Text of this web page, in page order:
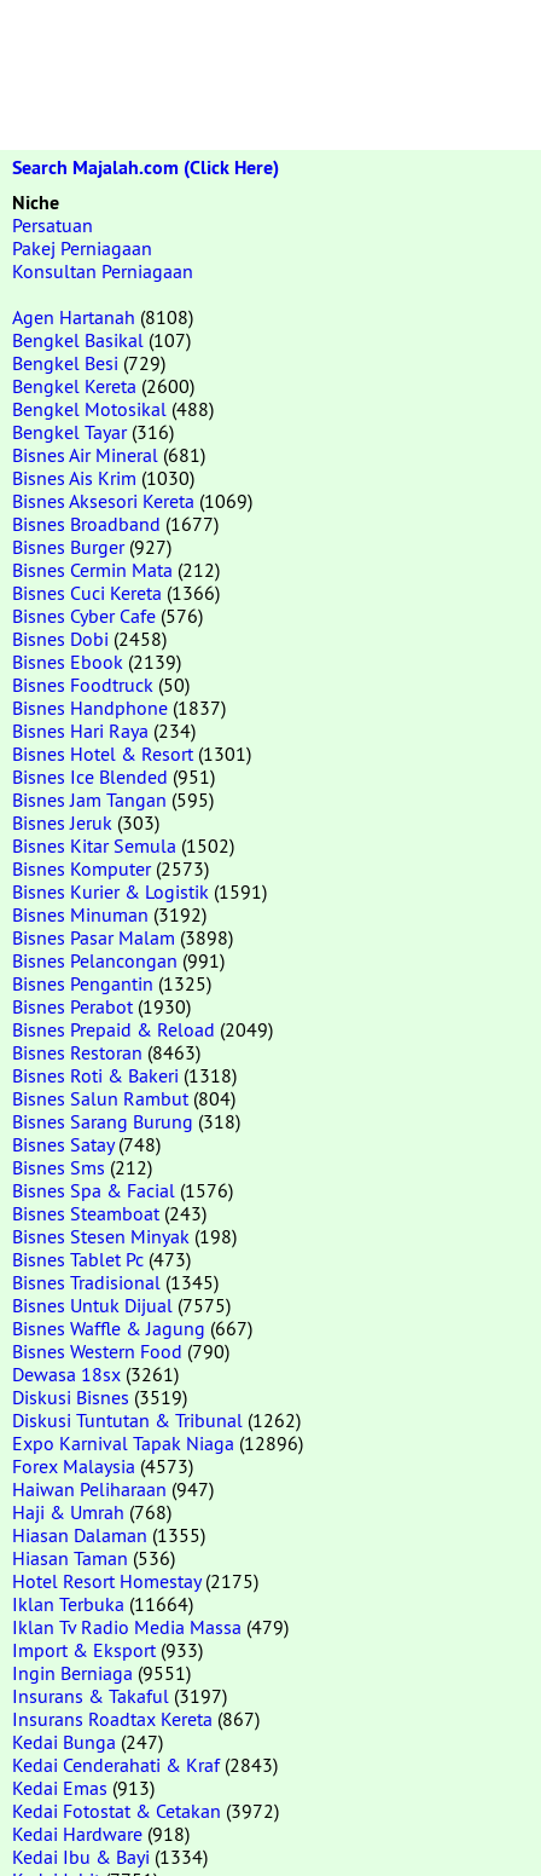
Search Majalah.com (Click Here)
Niche
Persatuan
Pakej Perniagaan
Konsultan Perniagaan
Agen Hartanah (8108)
Bengkel Basikal (107)
Bengkel Besi (729)
Bengkel Kereta (2600)
Bengkel Motosikal (488)
Bengkel Tayar(316)
Bisnes Air Mineral (681)
Bisnes Ais Krim (1030)
Bisnes Aksesori Kereta (1069)
Bisnes Broadband (1677)
Bisnes Burger(927)
Bisnes Cermin Mata (212)
Bisnes Cuci Kereta (1366)
Bisnes Cyber Cafe (576)
Bisnes Dobi (2458)
Bisnes Ebook (2139)
Bisnes Foodtruck (50)
Bisnes Handphone (1837)
Bisnes Hari Raya (234)
Bisnes Hotel & Resort (1301)
Bisnes Ice Blended (951)
Bisnes Jam Tangan (595)
Bisnes Jeruk (303)
Bisnes Kitar Semula (1502)
Bisnes Komputer(2573)
Bisnes Kurier & Logistik (1591)
Bisnes Minuman (3192)
Bisnes Pasar Malam (3898)
Bisnes Pelancongan (991)
Bisnes Pengantin (1325)
Bisnes Perabot (1930)
Bisnes Prepaid & Reload (2049)
Bisnes Restoran (8463)
Bisnes Roti & Bakeri (1318)
Bisnes Salun Rambut (804)
Bisnes Sarang Burung (318)
Bisnes Satay(748)
Bisnes Sms (212)
Bisnes Spa & Facial (1576)
Bisnes Steamboat (243)
Bisnes Stesen Minyak (198)
Bisnes Tablet Pc (473)
Bisnes Tradisional (1345)
Bisnes Untuk Dijual (7575)
Bisnes Waffle & Jagung (667)
Bisnes Western Food (790)
Dewasa 18sx (3261)
Diskusi Bisnes (3519)
Diskusi Tuntutan & Tribunal (1262)
Expo Karnival Tapak Niaga (12896)
Forex Malaysia (4573)
Haiwan Peliharaan (947)
Haji & Umrah (768)
Hiasan Dalaman (1355)
Hiasan Taman (536)
Hotel Resort Homestay(2175)
Iklan Terbuka (11664)
Iklan Tv Radio Media Massa (479)
Import & Eksport (933)
Ingin Berniaga (9551)
Insurans & Takaful (3197)
Insurans Roadtax Kereta (867)
Kedai Bunga (247)
Kedai Cenderahati & Kraf(2843)
Kedai Emas (913)
Kedai Fotostat & Cetakan (3972)
Kedai Hardware (918)
Kedai Ibu & Bayi (1334)